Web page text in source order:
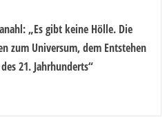
„Es gibt keine Hölle. Die
zum Universum, dem Entstehen
21. Jahrhunderts“